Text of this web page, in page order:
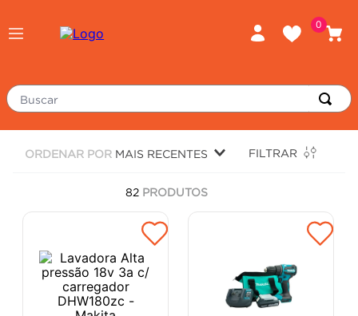
0
Buscar
ORDENAR POR MAIS RECENTES FILTRAR
82 PRODUTOS
º tinta
massa corrida
chuveiro